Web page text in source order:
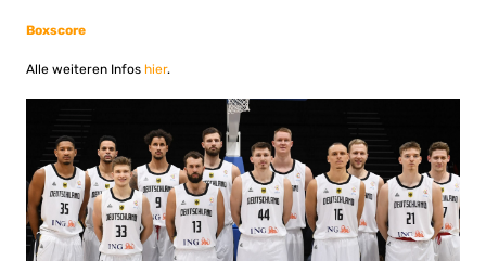
Boxscore
Alle weiteren Infos hier.